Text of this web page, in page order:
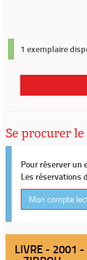
1 exemplaire
Se procurer
Pour réserver un
Les réservations
Mon compte
LIVRE - 2001 -